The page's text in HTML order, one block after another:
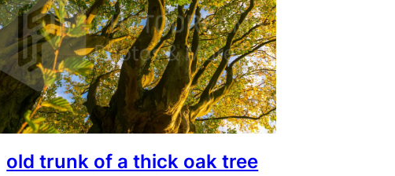
old trunk of a thick oak tree